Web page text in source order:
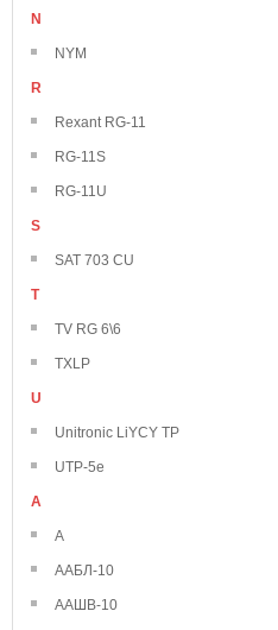
N
NYM
R
Rexant RG-11
RG-11S
RG-11U
S
SAT 703 CU
T
TV RG 6\6
TXLP
U
Unitronic LiYCY TP
UTP-5e
А
А
ААБЛ-10
ААШВ-10